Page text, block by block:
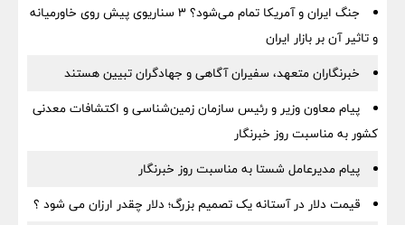
جنگ ایران و آمریکا تمام می‌شود؟ ۳ سناریوی پیش روی خاورمیانه
و تاثیر آن بر بازار ایران
خبرنگاران متعهد، سفیران آگاهی و جهادگران تبیین هستند
پیام معاون وزیر و رئیس سازمان زمین‌شناسی و اکتشافات معدنی
کشور به مناسبت روز خبرنگار
پیام مدیرعامل شستا به مناسبت روز خبرنگار
قیمت دلار در آستانه یک تصمیم بزرگ؛ دلار چقدر ارزان می شود ؟